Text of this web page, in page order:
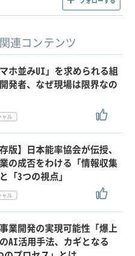
連コンテンツ
マホ並みUI」を求められる組
発者、なぜ現場は限界なの
存版】日本能率協会が伝授、
の成否をわける「情報収集
「3つの視点」
業開発の実現可能性「爆上
AI活用手法、カギとなる